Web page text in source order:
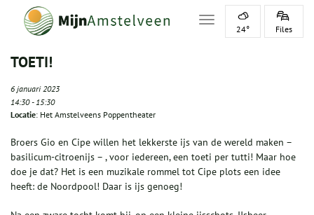
Toggle navigation
24° Files
TOETI!
6 januari 2023
14:30-15:30
Locatie: Het Amstelveens Poppentheater
Broers Gio en Cipe willen het lekkerste ijs van de wereld maken –
basilicum-citroenijs – , voor iedereen, een toeti per tutti! Maar hoe
doe je dat? Het is een muzikale rommel tot Cipe plots een idee
heeft: de Noordpool! Daar is ijs genoeg!